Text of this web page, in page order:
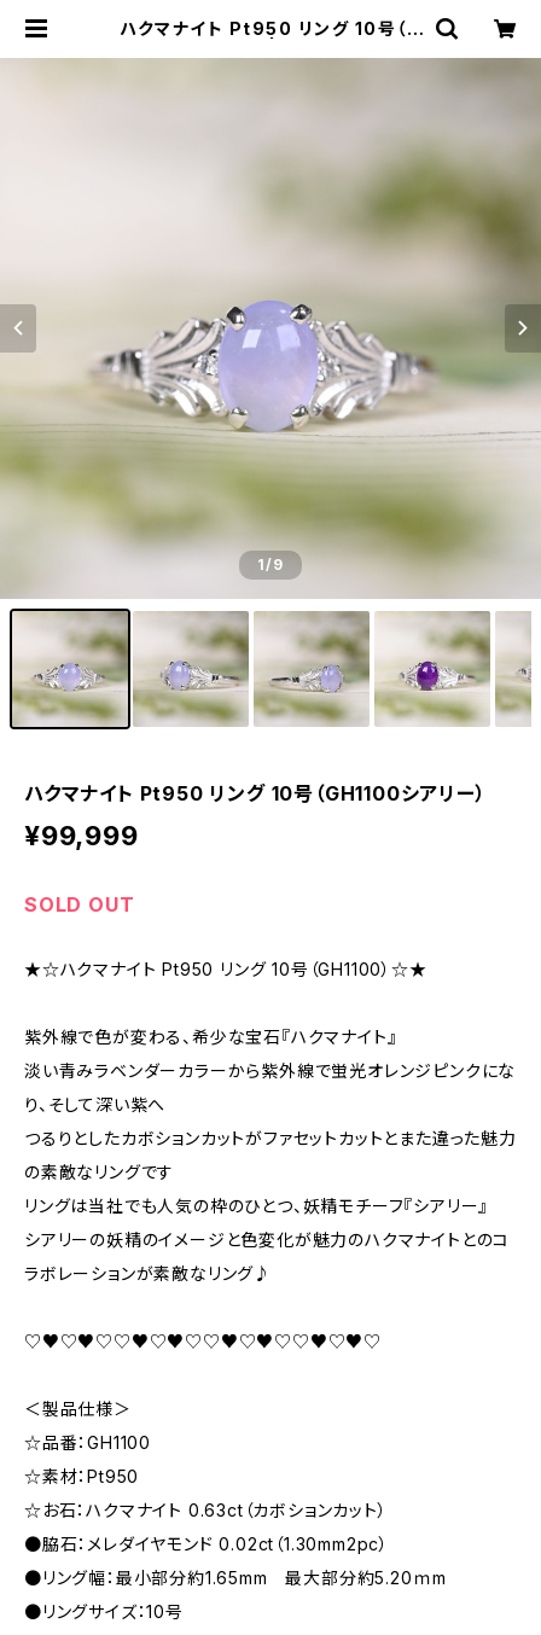
ハクマナイト Pt950 リング 10号（G
1/9
ハクマナイト Pt950 リング 10号（GH1100シアリー）
¥99,999
SOLD OUT
★☆ハクマナイト Pt950 リング 10号（GH1100）☆★
紫外線で色が変わる、希少な宝石『ハクマナイト』
淡い青みラベンダーカラーから紫外線で蛍光オレンジピンクにな
り、そして深い紫へ――
つるりとしたカボションカットがファセットカットとまた違った魅力
の素敵なリングです
リングは当社でも人気の枠のひとつ、妖精モチーフ『シアリー』
シアリーの妖精のイメージと色変化が魅力のハクマナイトとのコ
ラボレーションが素敵なリング♪
♡♥♡♥♡♡♥♡♥♡♡♥♡♥♡♡♥♡♥♡
＜製品仕様＞
☆品番：GH1100
☆素材：Pt950
☆お石：ハクマナイト 0.63ct（カボションカット）
●脇石：メレダイヤモンド 0.02ct（1.30mm2pc）
●リング幅：最小部分約1.65mm 最大部分約5.20ｍm
●リングサイズ：10号